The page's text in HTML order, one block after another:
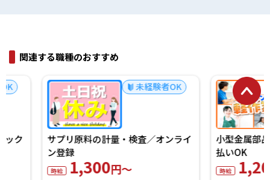
関連する職種のおすすめ
未経験者OK
サプリ原料の計量・検査／オンライ
1,300円～
小型金属部品の機械
1,200円～